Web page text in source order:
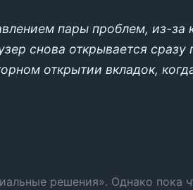
пары проблем, из-за
снова открывается сразу
открытии вкладок,
решения». Однако пока